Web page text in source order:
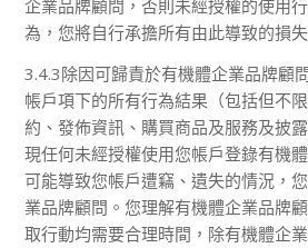
企業品牌顧問，否則未經授權的使用
為，您將自行承擔所有由此導致的損
3.4.3除因可歸責於有機體企業品牌顧
帳戶項下的所有行為結果（包括但不
約、發佈資訊、購買商品及服務及披
現任何未經授權使用您帳戶登錄有機
可能導致您帳戶遭竊、遺失的情況，
業品牌顧問。您理解有機體企業品牌
取行動均需要合理時間，除有機體企